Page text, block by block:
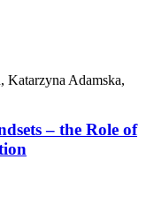
Katarzyna Adamska,
– the Role of